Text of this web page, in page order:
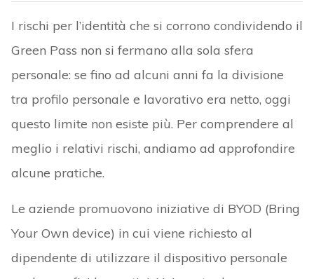
I rischi per l’identità che si corrono condividendo il
Green Pass non si fermano alla sola sfera
personale: se fino ad alcuni anni fa la divisione
tra profilo personale e lavorativo era netto, oggi
questo limite non esiste più. Per comprendere al
meglio i relativi rischi, andiamo ad approfondire
alcune pratiche.
Le aziende promuovono iniziative di BYOD (Bring
Your Own device) in cui viene richiesto al
dipendente di utilizzare il dispositivo personale